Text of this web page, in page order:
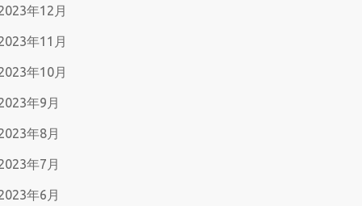
年12月
年11月
年10月
年9月
年8月
年7月
年6月